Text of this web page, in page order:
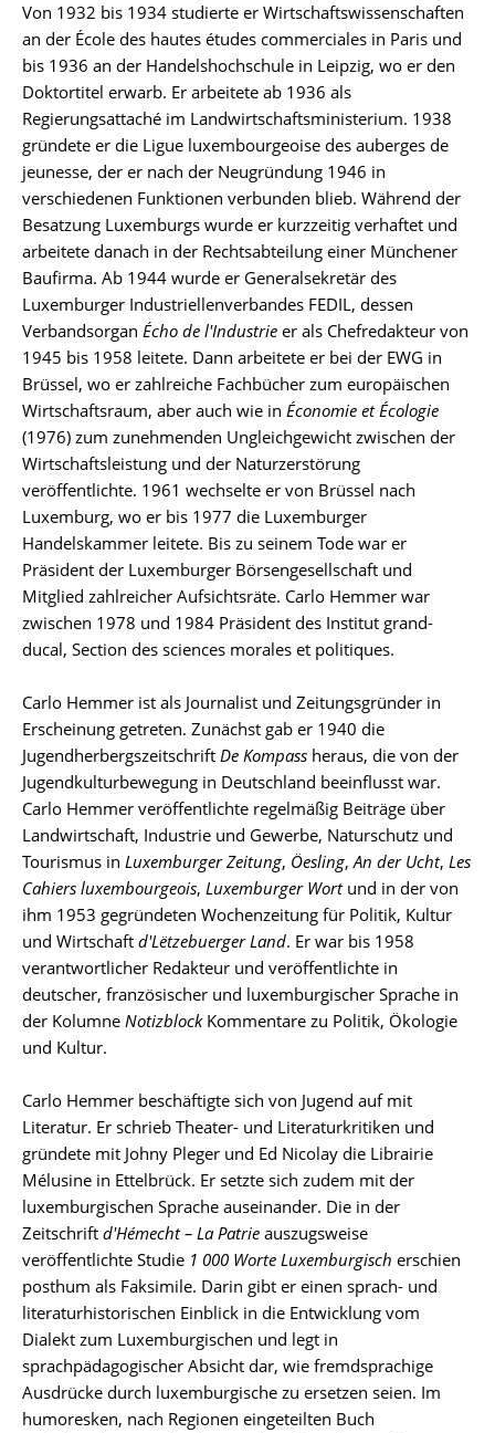
Von 1932 bis 1934 studierte er Wirtschaftswissenschaften
an der École des hautes études commerciales in Paris und
bis 1936 an der Handelshochschule in Leipzig, wo er den
Doktortitel erwarb. Er arbeitete ab 1936 als
Regierungsattaché im Landwirtschaftsministerium. 1938
gründete er die Ligue luxembourgeoise des auberges de
jeunesse, der er nach der Neugründung 1946 in
verschiedenen Funktionen verbunden blieb. Während der
Besatzung Luxemburgs wurde er kurzzeitig verhaftet und
arbeitete danach in der Rechtsabteilung einer Münchener
Baufirma. Ab 1944 wurde er Generalsekretär des
Luxemburger Industriellenverbandes FEDIL, dessen
Verbandsorgan Écho de l'Industrie er als Chefredakteur von
1945 bis 1958 leitete. Dann arbeitete er bei der EWG in
Brüssel, wo er zahlreiche Fachbücher zum europäischen
Wirtschaftsraum, aber auch wie in Économie et Écologie
(1976) zum zunehmenden Ungleichgewicht zwischen der
Wirtschaftsleistung und der Naturzerstörung
veröffentlichte. 1961 wechselte er von Brüssel nach
Luxemburg, wo er bis 1977 die Luxemburger
Handelskammer leitete. Bis zu seinem Tode war er
Präsident der Luxemburger Börsengesellschaft und
Mitglied zahlreicher Aufsichtsräte. Carlo Hemmer war
zwischen 1978 und 1984 Präsident des Institut grand-
ducal, Section des sciences morales et politiques.
Carlo Hemmer ist als Journalist und Zeitungsgründer in
Erscheinung getreten. Zunächst gab er 1940 die
Jugendherbergszeitschrift De Kompass heraus, die von der
Jugendkulturbewegung in Deutschland beeinflusst war.
Carlo Hemmer veröffentlichte regelmäßig Beiträge über
Landwirtschaft, Industrie und Gewerbe, Naturschutz und
Tourismus in Luxemburger Zeitung, Öesling,An der Ucht, Les
Cahiers luxembourgeois, Luxemburger Wortund in der von
ihm 1953 gegründeten Wochenzeitung für Politik, Kultur
und Wirtschaft d'Lëtzebuerger Land. Er war bis 1958
verantwortlicher Redakteur und veröffentlichte in
deutscher, französischer und luxemburgischer Sprache in
der Kolumne NotizblockKommentare zu Politik, Ökologie
und Kultur.
Carlo Hemmer beschäftigte sich von Jugend auf mit
Literatur. Er schrieb Theater- und Literaturkritiken und
gründete mit Johny Pleger und Ed Nicolay die Librairie
Mélusine in Ettelbrück. Er setzte sich zudem mit der
luxemburgischen Sprache auseinander. Die in der
Zeitschrift d'Hémecht – La Patrie auszugsweise
veröffentlichte Studie 1 000 Worte Luxemburgisch erschien
posthum als Faksimile. Darin gibt er einen sprach- und
literaturhistorischen Einblick in die Entwicklung vom
Dialekt zum Luxemburgischen und legt in
sprachpädagogischer Absicht dar, wie fremdsprachige
Ausdrücke durch luxemburgische zu ersetzen seien. Im
humoresken, nach Regionen eingeteilten Buch